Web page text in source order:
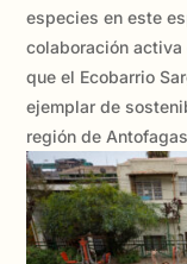
especies en este
colaboración activa
que el Ecobarrio
ejemplar de
región de